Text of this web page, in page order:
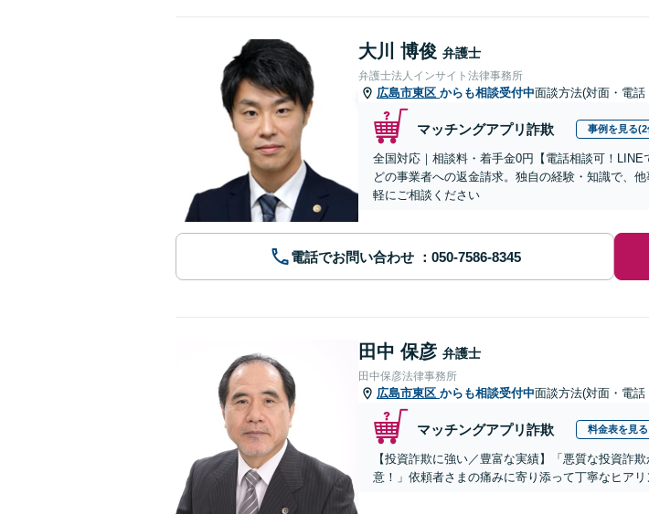
大川 博俊 弁護士
弁護士法人インサイト法律事務所
広島市東区 からも相談受付中面談方法(対面・電
マッチングアプリ詐欺 事例を見る(2
全国対応｜相談料・着手金0円【電話相談可！
どの事業者への返金請求。独自の経験・知識で、
軽にご相談ください
電話でお問い合わせ
田中 保彦 弁護士
田中保彦法律事務所
広島市東区 からも相談受付中面談方法(対面・電
マッチングアプリ詐欺 料金表を見る
【投資詐欺に強い／豊富な実績】「悪質な投資詐
意！」依頼者さまの痛みに寄り添って丁寧なヒア